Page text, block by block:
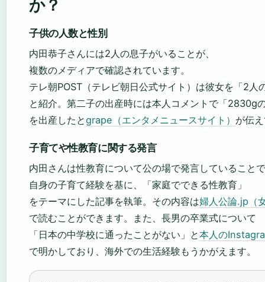
か？
子供の人数と性別
内田恭子さんには2人の息子がいることが、
複数のメディアで確認されています。
テレ朝POST（テレビ朝日公式サイト）は彼女を「2人
と紹介。第二子の出産時には本人コメントで「2830g
を出産したとgrape（エンタメニュースサイト） が伝
子育てや性教育に関する発言
内田さんは性教育について公の場で発言していること
自身の子育て経験を基に、「家庭でできる性教育」
をテーマにした記事を執筆。その内容は婦人公論.jp（
で読むことができます。また、長男の卒業式について
「日本の中学校に通ったことがない」と本人の
で明かしており、海外での生活経験もうかがえます。